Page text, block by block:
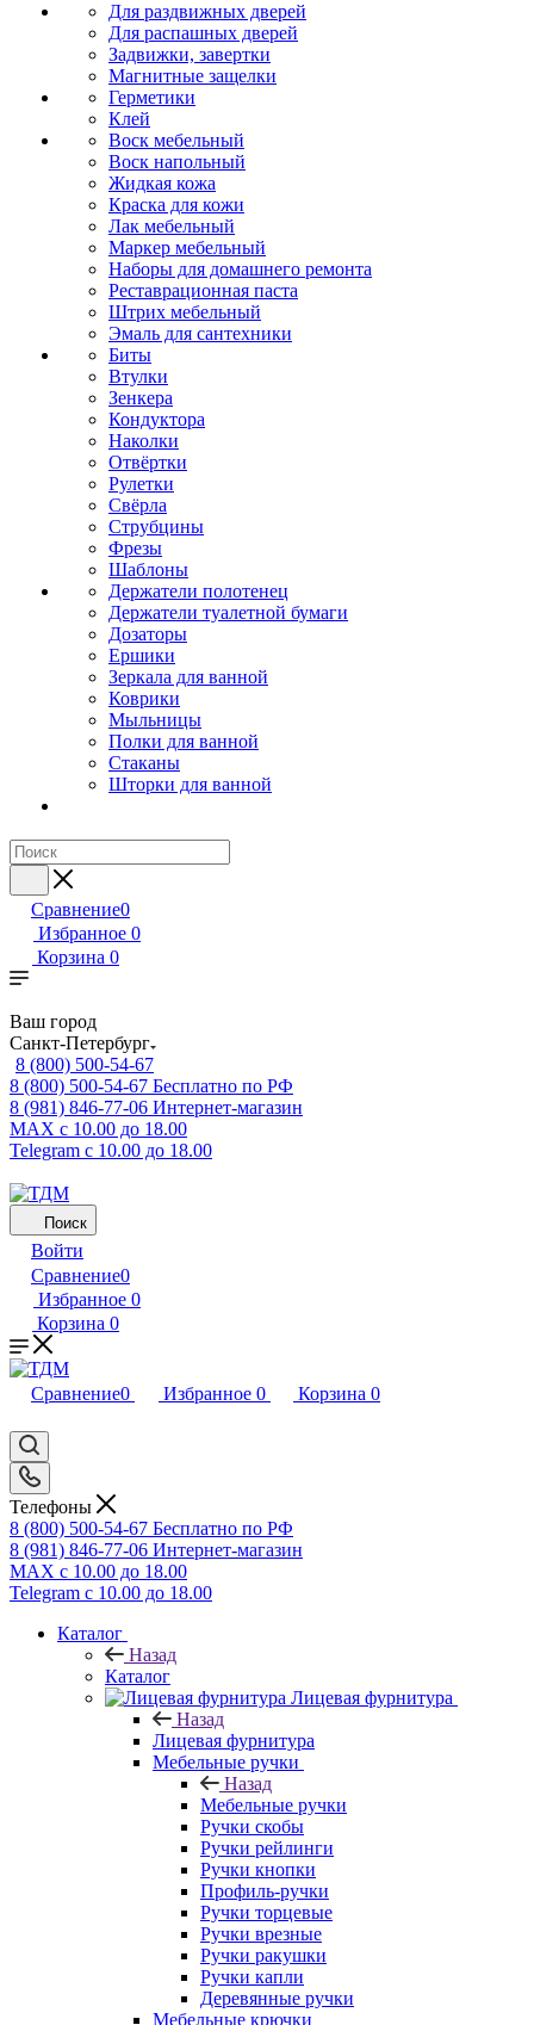
Для раздвижных дверей
Для распашных дверей
Задвижки, завертки
Магнитные защелки
Герметики
Клей
Воск мебельный
Воск напольный
Жидкая кожа
Краска для кожи
Лак мебельный
Маркер мебельный
Наборы для домашнего ремонта
Реставрационная паста
Штрих мебельный
Эмаль для сантехники
Биты
Втулки
Зенкера
Кондуктора
Наколки
Отвёртки
Рулетки
Свёрла
Струбцины
Фрезы
Шаблоны
Держатели полотенец
Держатели туалетной бумаги
Дозаторы
Ершики
Зеркала для ванной
Коврики
Мыльницы
Полки для ванной
Стаканы
Шторки для ванной
Сравнение0
Избранное 0
Корзина 0
Ваш город
Санкт-Петербург
8 (800) 500-54-67
8 (800) 500-54-67 Бесплатно по РФ
8 (981) 846-77-06 Интернет-магазин
MAX с 10.00 до 18.00
Telegram с 10.00 до 18.00
Поиск
Войти
Сравнение0
Избранное 0
Корзина 0
Сравнение0 Избранное 0 Корзина 0
Телефоны
8 (800) 500-54-67 Бесплатно по РФ
8 (981) 846-77-06 Интернет-магазин
MAX с 10.00 до 18.00
Telegram с 10.00 до 18.00
Каталог
Назад
Каталог
Лицевая фурнитура
Назад
Лицевая фурнитура
Мебельные ручки
Назад
Мебельные ручки
Ручки скобы
Ручки рейлинги
Ручки кнопки
Профиль-ручки
Ручки торцевые
Ручки врезные
Ручки ракушки
Ручки капли
Деревянные ручки
Мебельные крючки